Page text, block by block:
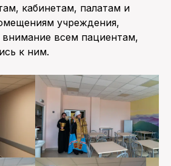
кабинетам, палатам и
учреждения,
всем пациентам,
к ним.